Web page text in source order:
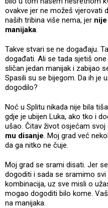
ovakve jer ne možeš vjerovati
naših tribina više nema, jer
manijaka.
Takve stvari se ne događaju.
događati. Ali se tada sjetiš
sličan jedan manijak i zabijao
Spasili su se bijegom. Da ih je
dogodilo?
Noć u Splitu nikada nije bila
gdje je ubijen Luka, ako tko i
ušao. Čitav život osjećam svoj
mu disanje. Moj grad već
da ga nitko ne čuje.
Moj grad se srami disati. Jer
dogoditi i sada se sramimo svi
kombinacija, uz sve misli o
mogao dogoditi bilo kome.
na manijaka.